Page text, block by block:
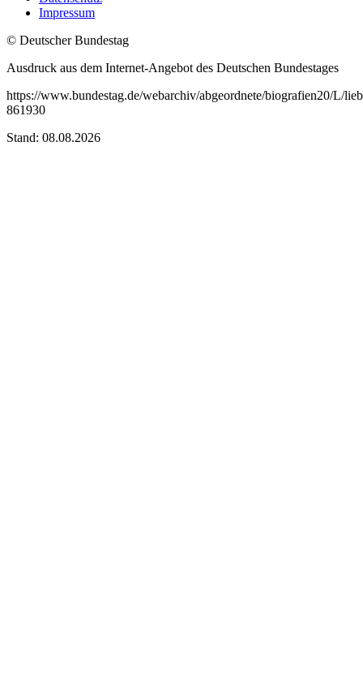
Impressum
© Deutscher Bundestag
Ausdruck aus dem Internet-Angebot des Deutschen Bundestages
https://www.bundestag.de/webarchiv/abgeordnete/biografien20/L/
861930
Stand: 08.08.2026